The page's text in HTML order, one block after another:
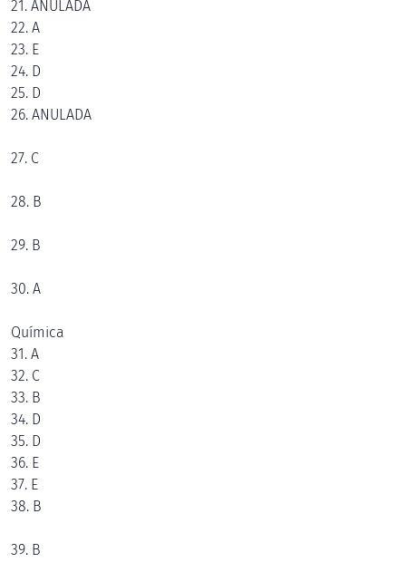
21. ANULADA
22. A
23. E
24. D
25. D
26. ANULADA
27. C
28. B
29. B
30. A
Química
31. A
32. C
33. B
34. D
35. D
36. E
37. E
38. B
39. B